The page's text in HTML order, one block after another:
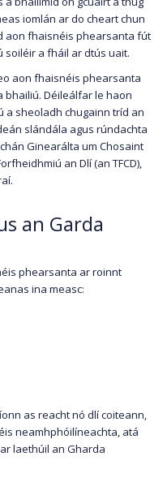
iomlán ar do cheart chun
aon fhaisnéis phearsanta fút
soiléir a fháil ar dtús uait.
aon fhaisnéis phearsanta
Déileálfar le haon
sheoladh chugainn tríd an
slándála agus rúndachta
Ginearálta um Chosaint
an Dlí (an TFCD),
an Garda
phearsanta ar roinnt
ina measc:
as reacht nó dlí coiteann,
neamhphóilíneachta, atá
laethúil an Gharda